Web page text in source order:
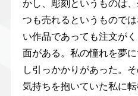
かし、彫刻というものは
つも売れるというもので
い作品であっても注文が
面がある。私の憧れを夢
し引っかかりがあった。
気持ちを抱いていた私に転